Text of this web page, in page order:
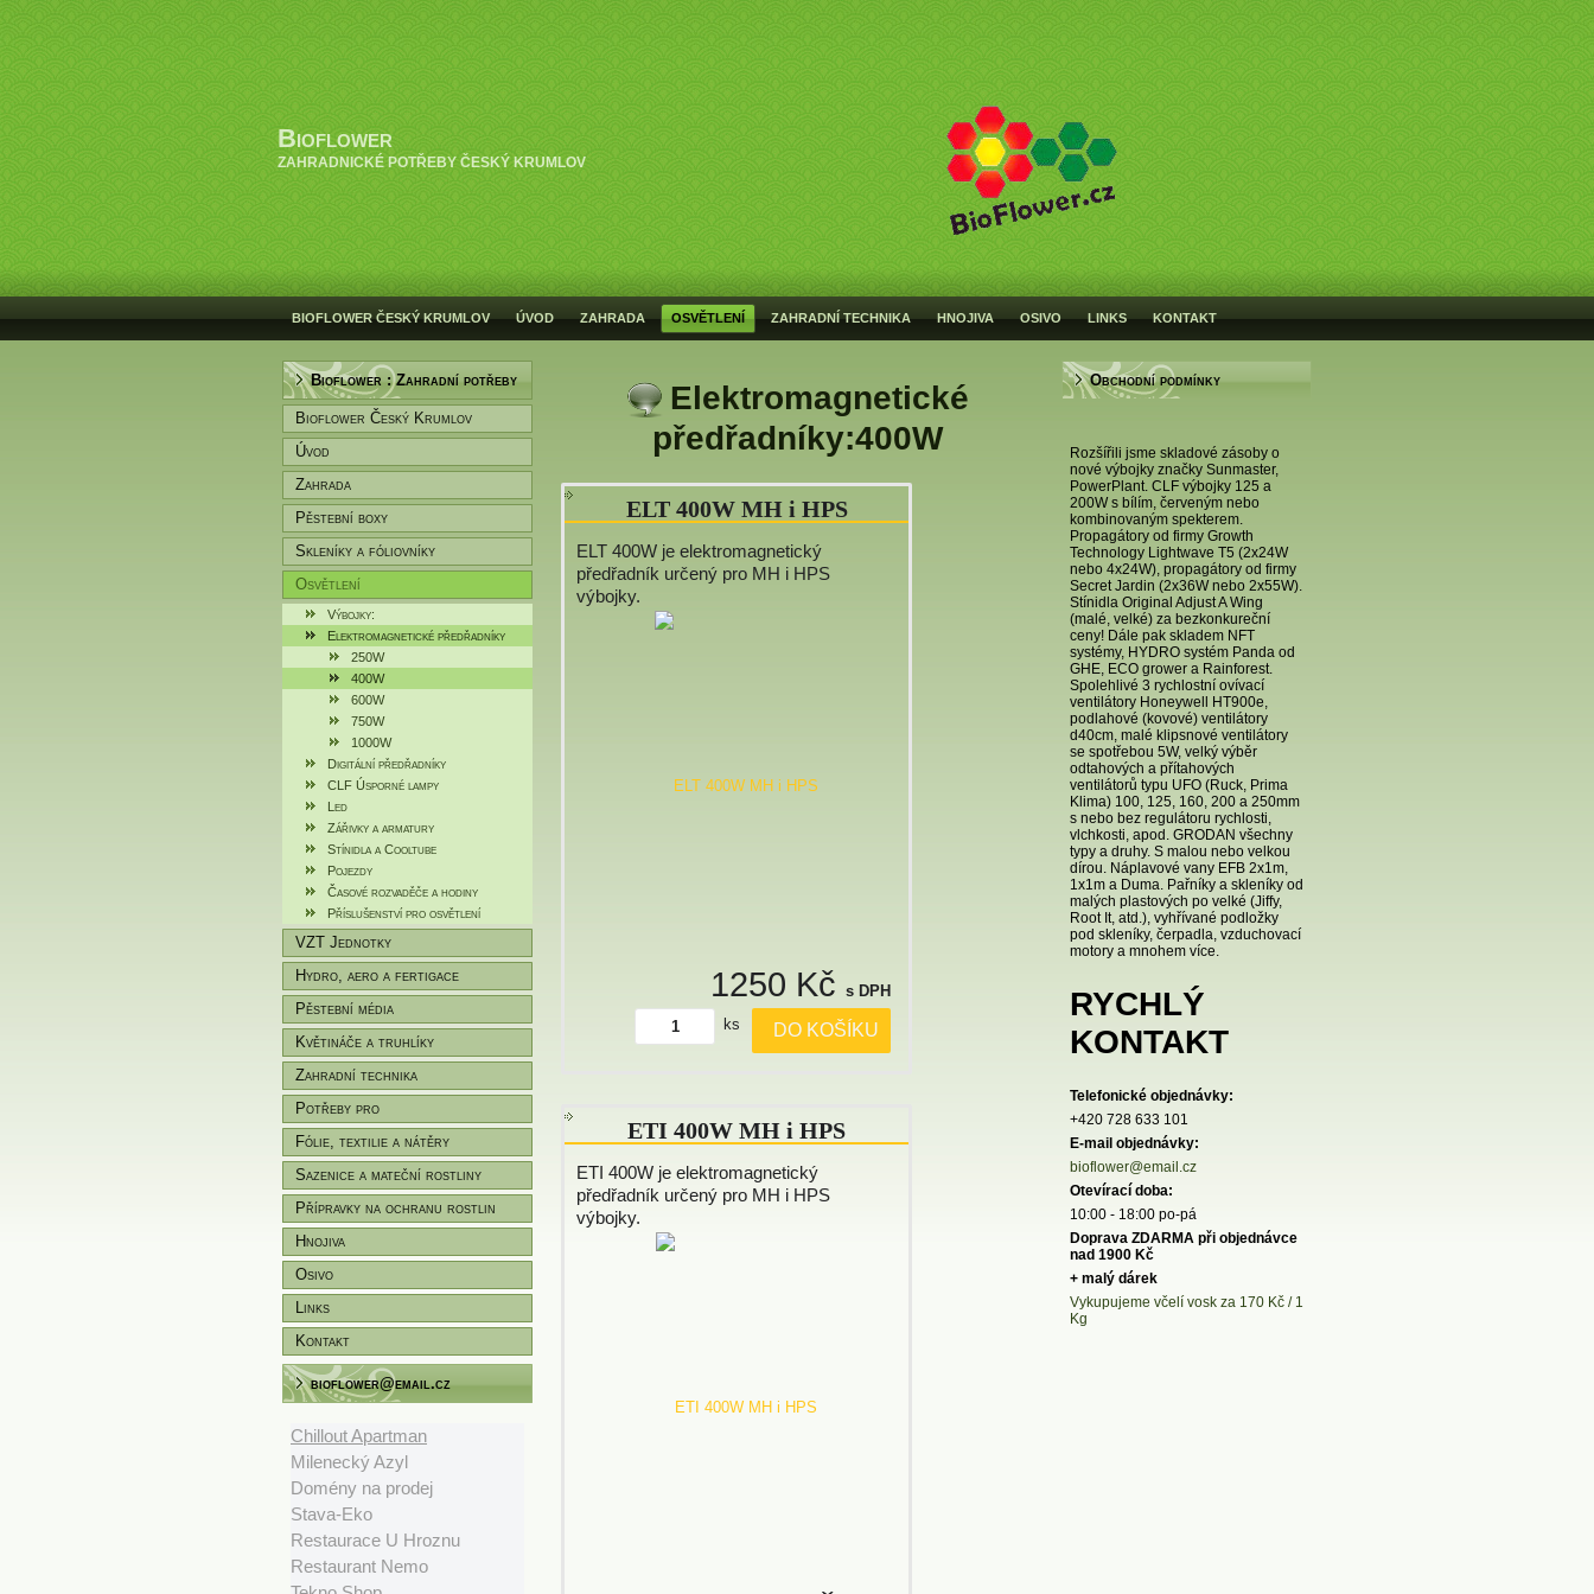
Bioflower
ZAHRADNICKÉ POTŘEBY ČESKÝ KRUMLOV
BIOFLOWER ČESKÝ KRUMLOV ÚVOD ZAHRADA OSVĚTLENÍ ZAHRADNÍ TECHNIKA HNOJIVA OSIVO LINKS KONTAKT
Bioflower : Zahradní potřeby
Bioflower Český Krumlov
Úvod
Zahrada
Pěstební boxy
Skleníky a fóliovníky
Osvětlení
Výbojky:
Elektromagnetické předřadníky
250W
400W
600W
750W
1000W
Digitální předřadníky
CLF Úsporné lampy
Led
Zářivky a armatury
Stínidla a Cooltube
Pojezdy
Časové rozvaděče a hodiny
Příslušenství pro osvětlení
VZT Jednotky
Hydro, aero a fertigace
Pěstební média
Květináče a truhlíky
Zahradní technika
Potřeby pro
zahradníky/pěstitele
Fólie, textilie a nátěry
Sazenice a mateční rostliny
Přípravky na ochranu rostlin
Hnojiva
Osivo
Links
Kontakt
bioflower@email.cz
Chillout Apartman
Milenecký Azyl
Domény na prodej
Stava-Eko
Restaurace U Hroznu
Restaurant Nemo
Elektromagnetické
předřadníky:400W
ELT 400W MH i HPS
ELT 400W je elektromagnetický
předřadník určený pro MH i HPS
výbojky.
1250 Kčs DPH
ks
DO KOŠÍKU
ETI 400W MH i HPS
ETI 400W je elektromagnetický
předřadník určený pro MH i HPS
výbojky.
Obchodní podmínky
Rozšířili jsme skladové zásoby o
nové výbojky značky Sunmaster,
PowerPlant. CLF výbojky 125 a
200W s bílím, červeným nebo
kombinovaným spekterem.
Propagátory od firmy Growth
Technology Lightwave T5 (2x24W
nebo 4x24W), propagátory od firmy
Secret Jardin (2x36W nebo 2x55W).
Stínidla Original Adjust A Wing
(malé, velké) za bezkonkureční
ceny! Dále pak skladem NFT
systémy, HYDRO systém Panda od
GHE, ECO grower a Rainforest.
Spolehlivé 3 rychlostní ovívací
ventilátory Honeywell HT900e,
podlahové (kovové) ventilátory
d40cm, malé klipsnové ventilátory
se spotřebou 5W, velký výběr
odtahových a přítahových
ventilátorů typu UFO (Ruck, Prima
Klima) 100, 125, 160, 200 a 250mm
s nebo bez regulátoru rychlosti,
vlchkosti, apod. GRODAN všechny
typy a druhy. S malou nebo velkou
dírou. Náplavové vany EFB 2x1m,
1x1m a Duma. Pařníky a skleníky od
malých plastových po velké (Jiffy,
Root It, atd.), vyhřívané podložky
pod skleníky, čerpadla, vzduchovací
motory a mnohem více.
RYCHLÝ
KONTAKT
Telefonické objednávky:
+420 728 633 101
E-mail objednávky:
bioflower@email.cz
Otevírací doba:
10:00 - 18:00 po-pá
Doprava ZDARMA při objednávce
nad 1900 Kč
+ malý dárek
Vykupujeme včelí vosk za 170 Kč / 1
Kg